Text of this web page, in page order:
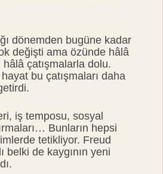
dönemden bugüne kadar
değişti ama özünde hâlâ
hâlâ çatışmalarla dolu.
bu çatışmaları daha
iş temposu, sosyal
Bunların hepsi
tetikliyor. Freud
belki de kaygının yeni